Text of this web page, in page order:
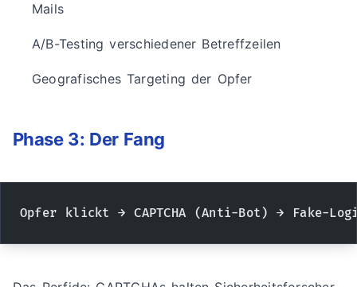
Mails
A/B-Testing verschiedener Betreffzeilen
Geografisches Targeting der Opfer
Phase 3: Der Fang
Opfer klickt → CAPTCHA (Anti-Bot) → Fake-